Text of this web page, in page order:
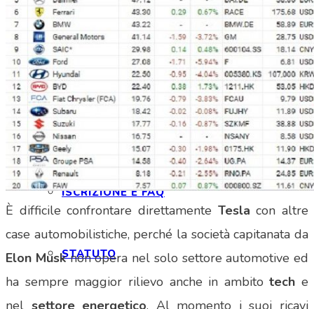
RASSEGNA STAMPA
NOTE LEGALI
ISCRIZIONE
ISCRIZIONE E FAQ
STATUTO
È difficile confrontare direttamente Tesla con altre
case automobilistiche, perché la società capitanata da
Elon Musknon opera nel solo settore automotive ed
ha sempre maggior rilievo anche in ambitotech e
nel settore energetico. Al momento i suoi ricavi